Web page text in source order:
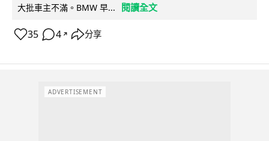
大批車主不滿。BMW 早...
閱讀全文
35 4 ↗ 分享
ADVERTISEMENT